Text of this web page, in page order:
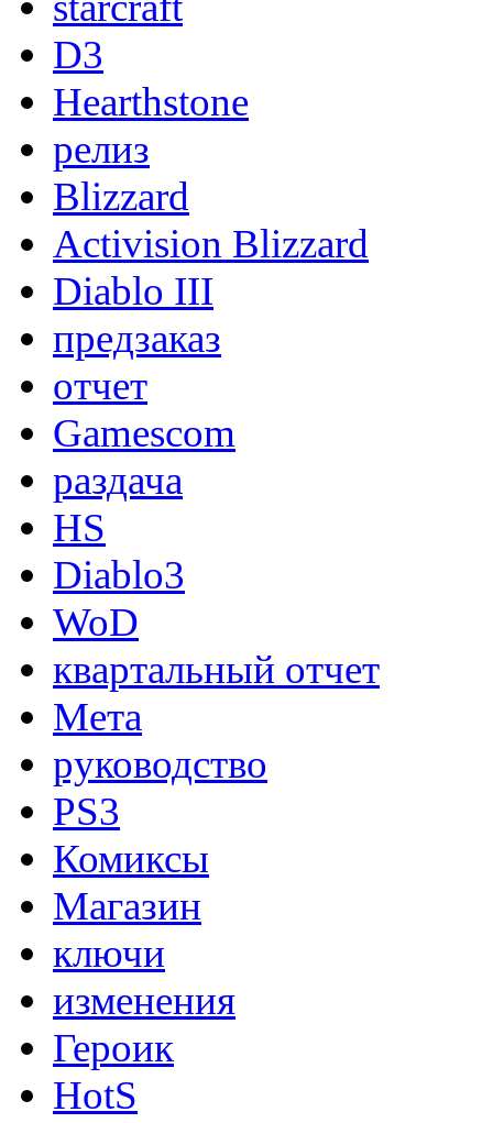
D3
Hearthstone
релиз
Blizzard
Activision Blizzard
Diablo III
предзаказ
отчет
Gamescom
раздача
HS
Diablo3
WoD
квартальный отчет
Мета
руководство
PS3
Комиксы
Магазин
ключи
изменения
Героик
HotS